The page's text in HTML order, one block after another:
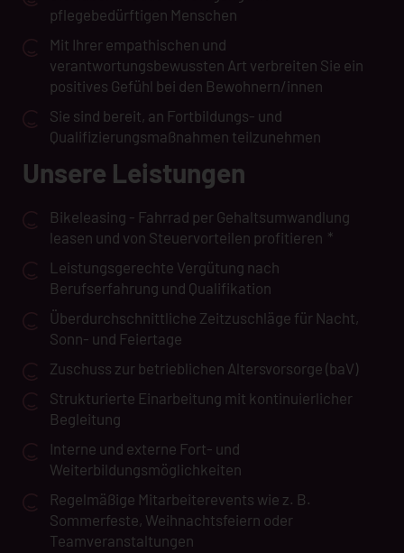
pflegebedürftigen Menschen
Mit Ihrer empathischen und
verantwortungsbewussten Art verbreiten Sie ein
positives Gefühl bei den Bewohnern/innen
Sie sind bereit, an Fortbildungs- und
Qualifizierungsmaßnahmen teilzunehmen
Unsere Leistungen
Bikeleasing - Fahrrad per Gehaltsumwandlung
leasen und von Steuervorteilen profitieren *
Leistungsgerechte Vergütung nach
Berufserfahrung und Qualifikation
Überdurchschnittliche Zeitzuschläge für Nacht,
Sonn- und Feiertage
Zuschuss zur betrieblichen Altersvorsorge (baV)
Strukturierte Einarbeitung mit kontinuierlicher
Begleitung
Interne und externe Fort- und
Weiterbildungsmöglichkeiten
Regelmäßige Mitarbeiterevents wie z. B.
Sommerfeste, Weihnachtsfeiern oder
Teamveranstaltungen